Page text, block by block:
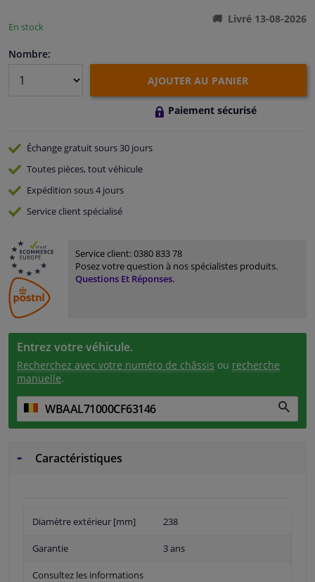
Camping-car, moto & vélo
Promotions et réductions
En stock
Livré 13-08-2026
Nombre:
AJOUTER AU PANIER
Paiement sécurisé
Échange gratuitsours 30 jours
Toutes pièces, tout véhicule
Expédition sous 4 jours
Serviceclient spécialisé
Service client:0380 833 78
Posez votre question à nos spécialistes produits.
Questions Et Réponses.
Entrez votre véhicule.
Recherchez avec votre numéro de châssis ou recherche
manuelle.
Caractéristiques
Diamètre extérieur [mm] 238
Garantie 3 ans
Consultez les informations